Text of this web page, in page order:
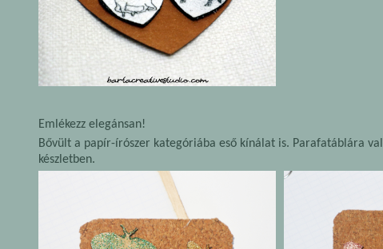
Emlékezz elegánsan!
Bővült a papír-írószer kategóriába eső kínálat is. Parafatáblára
készletben.